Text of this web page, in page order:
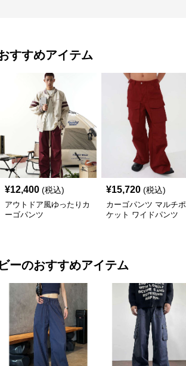
すすめアイテム
¥12,400 (税込)
アウトドア風ゆったりカ
ーゴパンツ
¥15,720 (税込)
カーゴパンツ マルチポ
ケット ワイドパンツ
ーのおすすめアイテム